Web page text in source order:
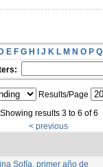
E F G H I J K L M N O P Q
Results/Page
Showing results 3 to 6 of 6
< previous
Sofía, primer año de